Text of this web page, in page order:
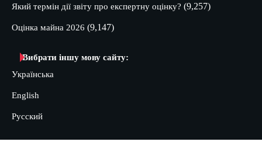
Який термін дії звіту про експертну оцінку? (9,257)
Оцінка майна 2026 (9,147)
Вибрати іншу мову сайту:
Українська
English
Русский